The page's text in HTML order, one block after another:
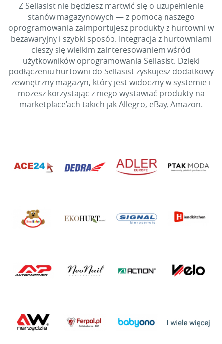
Z Sellasist nie będziesz martwić się o uzupełnienie
stanów magazynowych — z pomocą naszego
oprogramowania zaimportujesz produkty z hurtowni w
bezawaryjny i szybki sposób. Integracja z hurtowniami
cieszy się wielkim zainteresowaniem wśród
użytkowników oprogramowania Sellasist. Dzięki
podłączeniu hurtowni do Sellasist zyskujesz dodatkowy
zewnętrzny magazyn, który jest widoczny w systemie i
możesz korzystając z niego wystawiać produkty na
marketplace’ach takich jak Allegro, eBay, Amazon.